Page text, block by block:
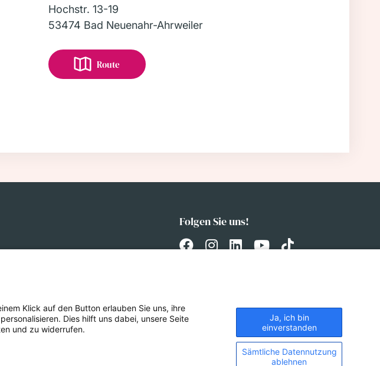
Hochstr. 13-19
53474 Bad Neuenahr-Ahrweiler
Route
Folgen Sie uns!
Klick auf den Button erlauben Sie uns, ihre
Dies hilft uns dabei, unsere Seite
und zu widerrufen.
Ja, ich bin
einverstanden
Sämtliche Datennutzung
ablehnen